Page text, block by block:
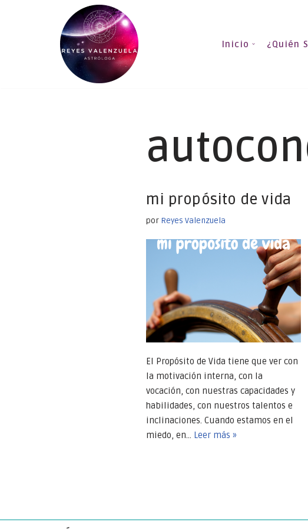
Inicio ¿Quién
mi propósito de vida
por Reyes Valenzuela
El Propósito de Vida tiene que ver con
la motivación interna, con la
vocación, con nuestras capacidades y
habilidades, con nuestros talentos e
inclinaciones. Cuando estamos en el
miedo, en… Leer más »